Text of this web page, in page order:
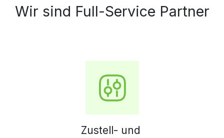
Wir sind Full-Service Partner
Zustell- und